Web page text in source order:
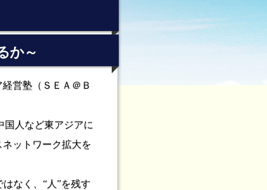
か～
営塾（ＳＥＡ＠Ｂ
国人など東アジアに
ットワーク拡大を
なく、“人”を残す